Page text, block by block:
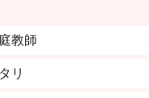
教師
リ